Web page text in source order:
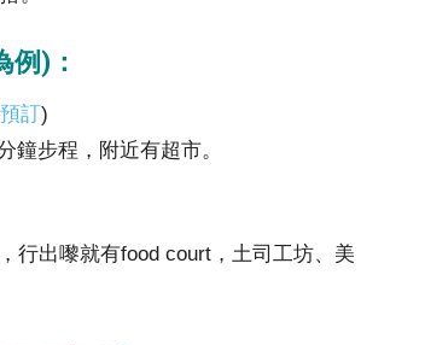
)：
預訂)
鐘步程，附近有超市。
行出嚟就有food court，土司工坊、美